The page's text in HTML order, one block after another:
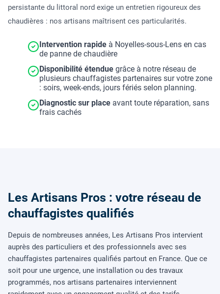
persistante du littoral nord exige un entretien rigoureux des
chaudières : nos artisans maîtrisent ces particularités.
Intervention rapide à Noyelles-sous-Lens en cas
de panne de chaudière
Disponibilité étendue grâce à notre réseau de
plusieurs chauffagistes partenaires sur votre zone
: soirs, week-ends, jours fériés selon planning.
Diagnostic sur place avant toute réparation, sans
frais cachés
Les Artisans Pros : votre réseau de
chauffagistes qualifiés
Depuis de nombreuses années, Les Artisans Pros intervient
auprès des particuliers et des professionnels avec ses
chauffagistes partenaires qualifiés partout en France. Que ce
soit pour une urgence, une installation ou des travaux
programmés, nos artisans partenaires interviennent